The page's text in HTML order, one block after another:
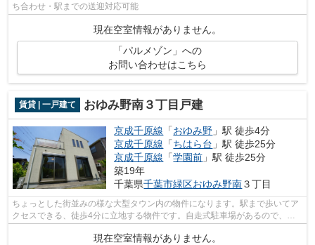
ち合わせ・駅までの送迎対応可能
現在空室情報がありません。
「パルメゾン」への
お問い合わせはこちら
賃貸 | 一戸建て おゆみ野南３丁目戸建
京成千原線 「おゆみ野 」駅 徒歩4分
京成千原線 「ちはら台 」駅 徒歩25分
京成千原線 「学園前 」駅 徒歩25分
築19年
千葉県千葉市緑区おゆみ野南３丁目
ちょっとした街並みの様な大型タウン内の物件になります。駅まで歩いてア
クセスできる、徒歩4分に立地する物件です。自走式駐車場があるので、駐
車スペースも豊富。安心して過ごせる戸...
現在空室情報がありません。